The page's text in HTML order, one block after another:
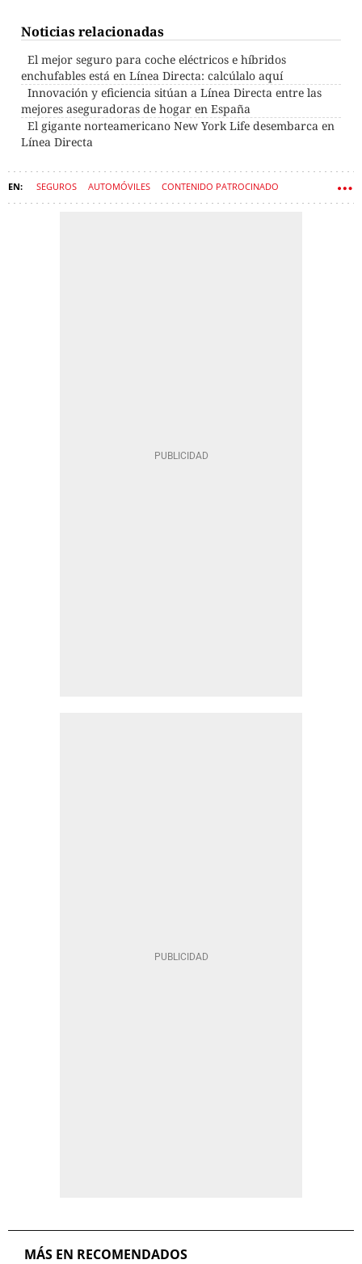
Noticias relacionadas
El mejor seguro para coche eléctricos e híbridos
enchufables está en Línea Directa: calcúlalo aquí
Innovación y eficiencia sitúan a Línea Directa entre las
mejores aseguradoras de hogar en España
El gigante norteamericano New York Life desembarca en
Línea Directa
SEGUROS AUTOMÓVILES CONTENIDO PATROCINADO
MÁS EN RECOMENDADOS